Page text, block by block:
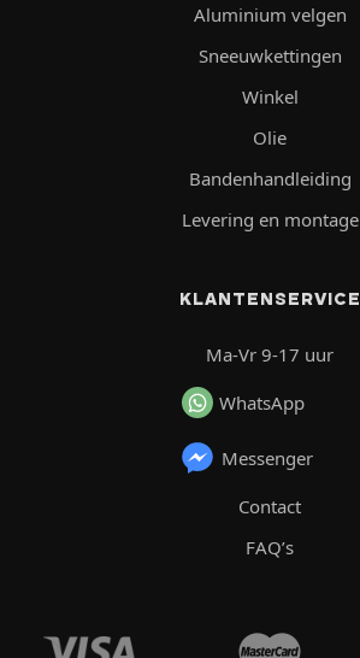
Aluminium velgen
Sneeuwkettingen
Winkel
Olie
Bandenhandleiding
Levering en montage
KLANTENSERVICE
Ma-Vr 9-17 uur
WhatsApp
Messenger
Contact
FAQ’s